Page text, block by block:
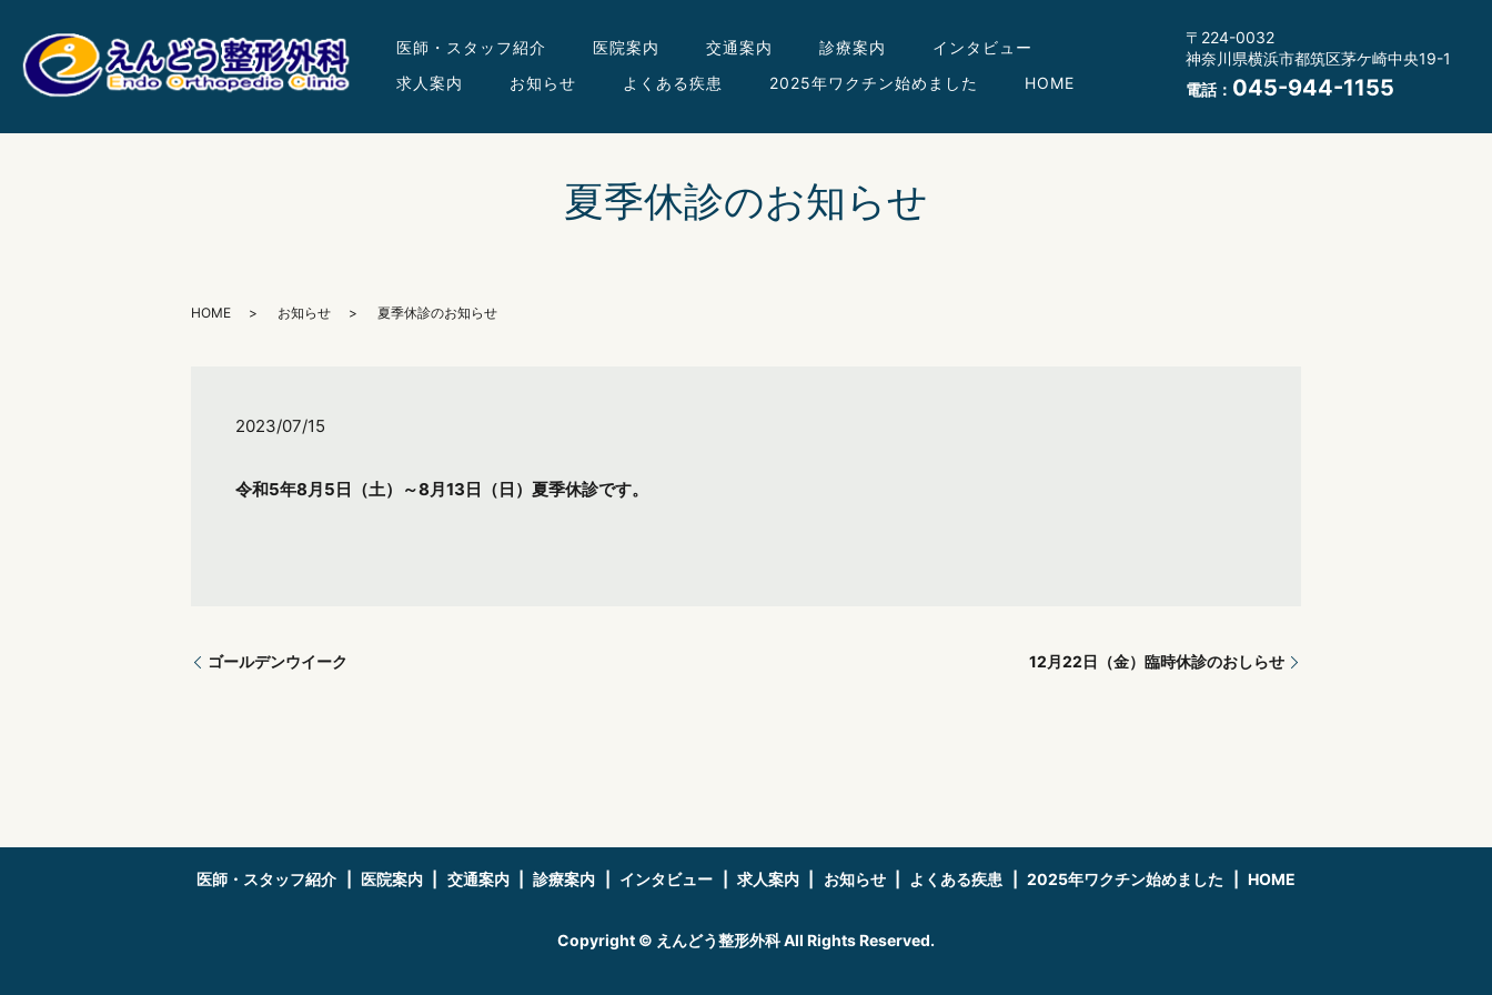
医師・スタッフ紹介 医院案内 交通案内 診療案内
インタビュー
求人案内
お知らせ よくある疾患 2025年ワクチン始めました HOME
〒224-0032
神奈川県横浜市都筑区茅ケ崎中央19-1
電話： 045-944-1155
夏季休診のお知らせ
HOME お知らせ 夏季休診のお知らせ
2023/07/15
令和5年8月5日（土）～8月13日（日）夏季休診です。
ゴールデンウイーク 12月22日（金）臨時休診のおしらせ
医師・スタッフ紹介 医院案内 交通案内 診療案内 インタビュー 求人案内 お知らせ よくある疾患 2025年ワクチン始めました HOME
Copyright © えんどう整形外科 All Rights Reserved.